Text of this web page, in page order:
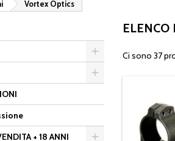
Vortex Optics
+ 18 ANNI
ELENCO
Ci sono 37